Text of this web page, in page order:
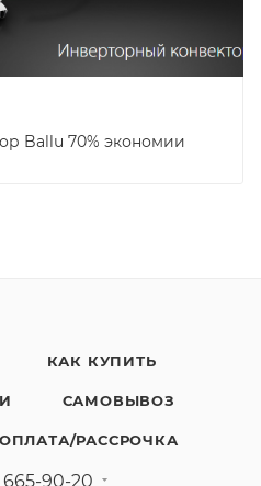
Ballu 70% экономии
КАК КУПИТЬ
САМОВЫВОЗ
ОПЛАТА/РАССРОЧКА
665-90-20